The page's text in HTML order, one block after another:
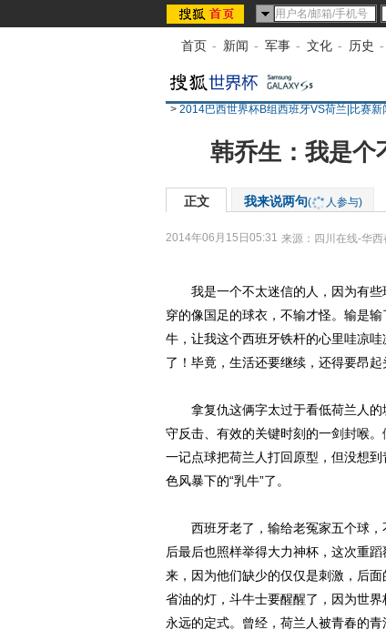
首页 - 新闻 - 军事 - 文化 - 历史 -
> 2014巴西世界杯B组西班牙VS荷兰|比赛
韩乔生：我是个
正文 我来说两句( 人参与)
2014年06月15日05:31 来源： 四川在线-华西
我是一个不太迷信的人，因为有些
穿的像国足的球衣，不输才怪。输是
牛，让我这个西班牙铁杆的心里哇凉哇
了！毕竟，生活还要继续，还得要昂起
拿复仇这俩字太过于看低荷兰人的
守反击、有效的关键时刻的一剑封喉
一记点球把荷兰人打回原型，但没想
色风暴下的“乳牛”了。
西班牙老了，输给老冤家五个球，
后最后也照样举得大力神杯，这次重
来，因为他们缺少的仅仅是刺激，后
省油的灯，斗牛士要醒醒了，因为世
永远的定式。曾经，荷兰人被青春的